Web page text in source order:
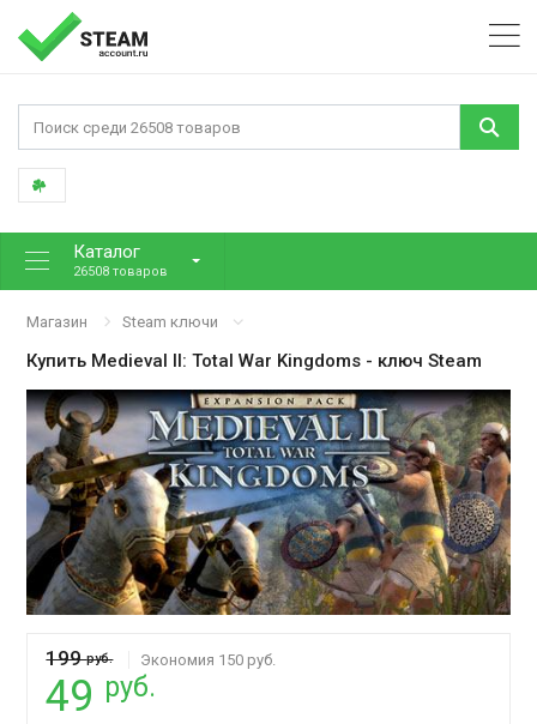
Каталог
26508 товаров
Магазин Steam ключи
Купить Medieval II: Total War Kingdoms - ключ Steam
199руб. Экономия 150 руб.
49 руб.